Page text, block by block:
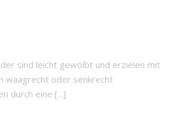
sind leicht gewölbt und erzielen mit
waagrecht oder senkrecht
durch eine [...]